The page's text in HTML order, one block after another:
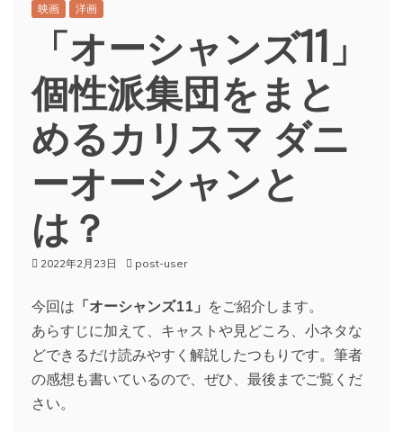
映画 洋画
「オーシャンズ11」
個性派集団をまと
めるカリスマ ダニ
ーオーシャンと
は？
2022年2月23日 post-user
今回は 「オーシャンズ11」 をご紹介します。
あらすじに加えて、キャストや見どころ、小ネタな
どできるだけ読みやすく解説したつもりです。筆者
の感想も書いているので、ぜひ、最後までご覧くだ
さい。